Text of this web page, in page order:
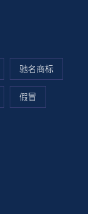
驰名商标
假冒